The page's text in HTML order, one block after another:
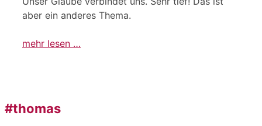
aber ein anderes Thema.
mehr lesen …
#thomas